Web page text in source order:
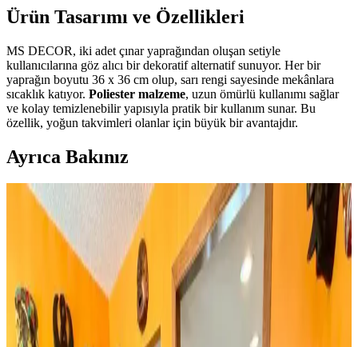
Ürün Tasarımı ve Özellikleri
MS DECOR, iki adet çınar yaprağından oluşan setiyle
kullanıcılarına göz alıcı bir dekoratif alternatif sunuyor. Her bir
yaprağın boyutu 36 x 36 cm olup, sarı rengi sayesinde mekânlara
sıcaklık katıyor. Poliester malzeme, uzun ömürlü kullanımı sağlar
ve kolay temizlenebilir yapısıyla pratik bir kullanım sunar. Bu
özellik, yoğun takvimleri olanlar için büyük bir avantajdır.
Ayrıca Bakınız
Huzur Party Store 5 Metre Yeşil Çam Dalı ve Işıklı
Çam Dalı Karşılaştırması
İki farklı yeşil çam dalı ürününün detaylı özellikleri, kullanıcı
yorumları ve kullanım alanları karşılaştırmasıyla yılbaşı
dekorasyonunuza en uygun seçimi yapın.
Rattan Ayakkabılık: Doğal Şıklık ve Fonksiyonellik
Sunan Dekorasyon Seçeneği